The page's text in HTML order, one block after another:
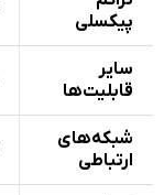
پیکسلی
سایر
قابلیت‌ها
شبکه‌های
ارتباطی